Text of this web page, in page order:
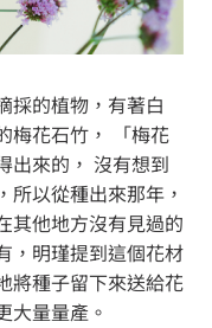
採的植物，有著白
梅花石竹， 「梅花
出來的， 沒有想到
所以從種出來那年，
其他地方沒有見過的
，明瑾提到這個花材
將種子留下來送給花
大量量產。